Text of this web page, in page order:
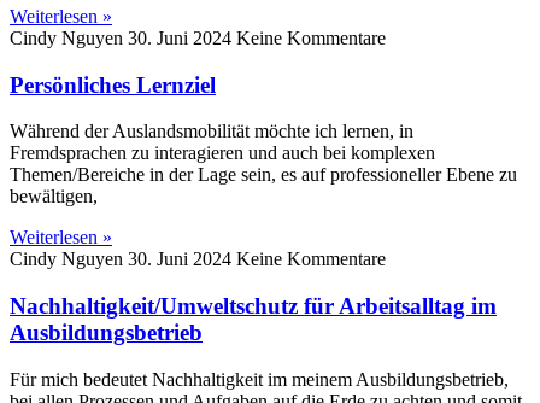
Weiterlesen »
Cindy Nguyen 30. Juni 2024 Keine Kommentare
Persönliches Lernziel
Während der Auslandsmobilität möchte ich lernen, in
Fremdsprachen zu interagieren und auch bei komplexen
Themen/Bereiche in der Lage sein, es auf professioneller Ebene zu
bewältigen,
Weiterlesen »
Cindy Nguyen 30. Juni 2024 Keine Kommentare
Nachhaltigkeit/Umweltschutz für Arbeitsalltag im
Ausbildungsbetrieb
Für mich bedeutet Nachhaltigkeit im meinem Ausbildungsbetrieb,